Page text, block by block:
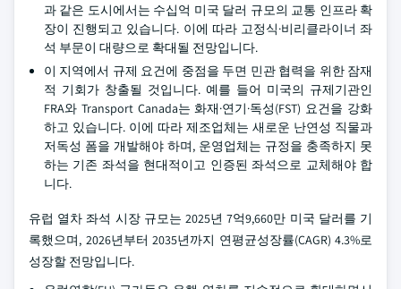
과 같은 도시에서는 수십억 미국 달러 규모의 교통 인프라 확
장이 진행되고 있습니다. 이에 따라 고정식·비리클라이너 좌
석 부문이 대량으로 확대될 전망입니다.
이 지역에서 규제 요건에 중점을 두면 민관 협력을 위한 잠재
적 기회가 창출될 것입니다. 예를 들어 미국의 규제기관인
FRA와 Transport Canada는 화재·연기·독성(FST) 요건을 강화
하고 있습니다. 이에 따라 제조업체는 새로운 난연성 직물과
저독성 폼을 개발해야 하며, 운영업체는 규정을 충족하지 못
하는 기존 좌석을 현대적이고 인증된 좌석으로 교체해야 합
니다.
유럽 열차 좌석 시장 규모는 2025년 7억9,660만 미국 달러를 기
록했으며, 2026년부터 2035년까지 연평균성장률(CAGR) 4.3%로
성장할 전망입니다.